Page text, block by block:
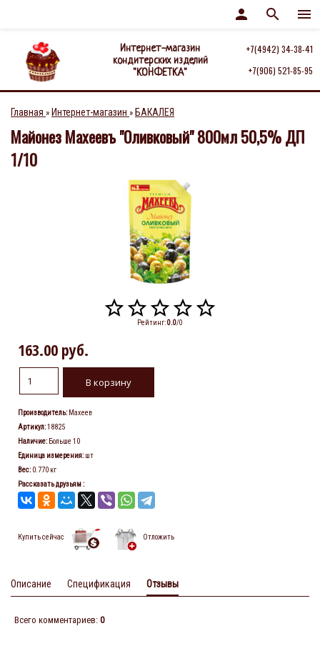
menu
search
person
Интернет-магазин
кондитерских изделий
"КОНФЕТКА"
+7(4942) 34-38-41
+7(906) 521-85-95
Главная » Интернет-магазин » БАКАЛЕЯ
Майонез Махеевъ "Оливковый" 800мл 50,5% ДП
1/10
Рейтинг:0.0/0
163.00 руб.
Производитель: Махеев
Артикул:18825
Наличие: Больше 10
Единица измерения: шт
Вес: 0.770 кг
Рассказать друзьям:
Купить сейчас Отложить
Описание Спецификация Отзывы
Всего комментариев: 0